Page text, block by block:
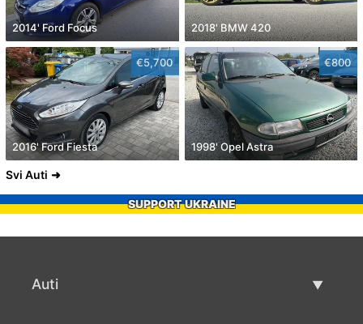
2014' Ford Focus 2018' BMW 420
€5,700
2016' Ford Fiesta
€800
1998' Opel Astra
Svi Auti
SUPPORT UKRAINE
Auti